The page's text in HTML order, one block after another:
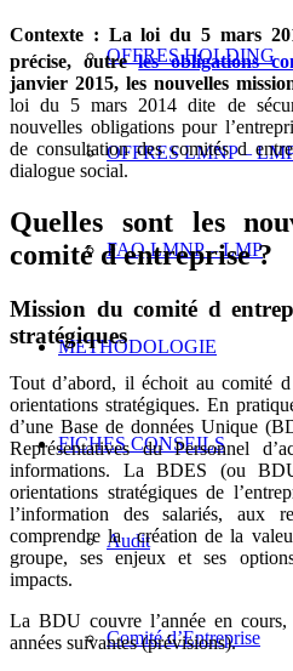
OFFRES HOLDING
OFFRES LMNP –
FAQ LMNP – LMP
METHODOLOGIE
FICHES CONSEILS
Audit
Comité d’Entreprise
Contexte : La loi du 5 mars
précise, outreles obligations
janvier 2015, les nouvelles
loi du 5 mars 2014 dite de
nouvelles obligations pour
de consultation des comités d
dialogue social.
Quelles sont les
comité d entreprise ?
Mission du comité d
stratégiques
Tout d’abord, il échoit au comité
orientations stratégiques. En
d’une Base de données Unique
Représentatives du Personnel
informations. La BDES (ou
orientations stratégiques de
l’information des salariés, aux
comprendre la création de la
groupe, ses enjeux et ses
impacts.
La BDU couvre l’année en cours,
années suivantes (prévisions).